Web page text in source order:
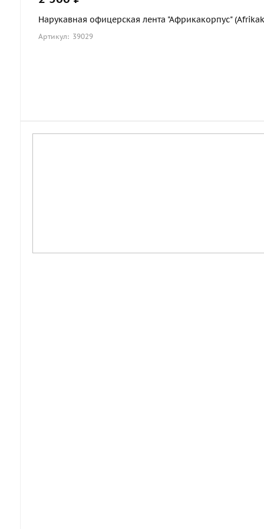
Нарукавная офицерская лента "Африкакорпус"
Артикул: 39029